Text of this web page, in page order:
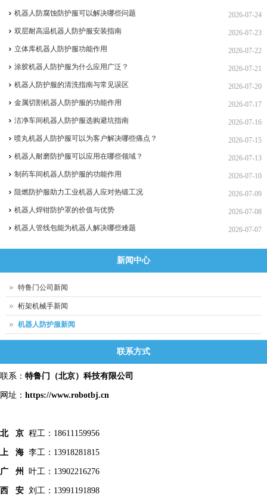
2026-07-24
机器人防腐蚀防护服可以解决哪些问题
2026-07-23
双层耐高温机器人防护服安装指南
2026-07-22
立体库机器人防护服功能作用
2026-07-21
涂胶机器人防护服为什么应用广泛？
2026-07-20
机器人防护服的清洗指南与常见误区
2026-07-17
金属切割机器人防护服的功能作用
2026-07-16
洁净车间机器人防护服选购避坑指南
2026-07-15
喷丸机器人防护服可以为客户解决哪些痛点？
2026-07-13
机器人耐磨防护服可以应用在哪些领域？
2026-07-10
制药车间机器人防护服的功能作用
2026-07-09
阻燃防护服助力工业机器人应对热锻工况
2026-07-08
机器人焊钳防护罩的价值与优势
2026-07-07
机器人管线包能为机器人解决哪些难题
新闻中心
特鲁门公司新闻
桁架机械手新闻
机器人防护服新闻
联系方式
联系： 特鲁门 （北京）科技有限公司
网址： https://www.robotbj.cn
北 京 程工：18611159956
上 海 李工：13918281815
广 州 叶工：13902216276
西 安 刘工：13991191898